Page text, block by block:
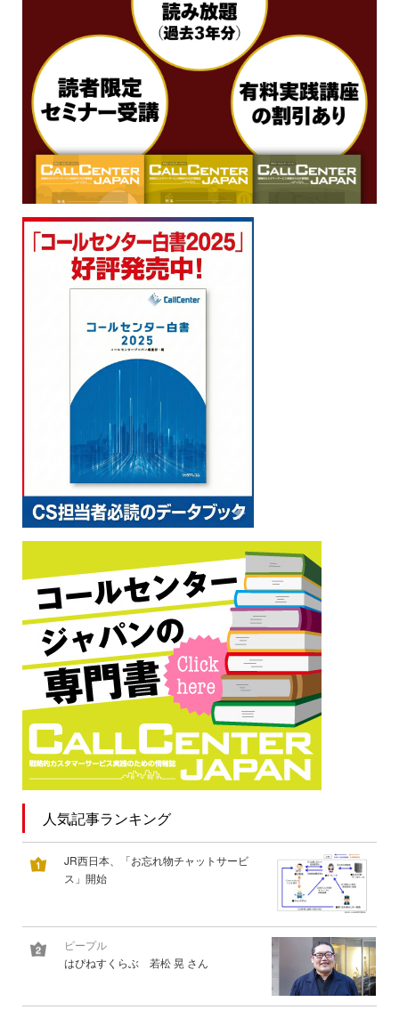
人気記事ランキング
JR西日本、「お忘れ物チャットサービ
ス」開始
ピープル
はぴねすくらぶ 若松 晃 さん